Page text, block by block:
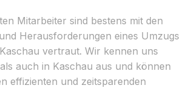
Mitarbeiter sind bestens mit den
Herausforderungen eines Umzugs
vertraut. Wir kennen uns
auch in Kaschau aus und können
effizienten und zeitsparenden